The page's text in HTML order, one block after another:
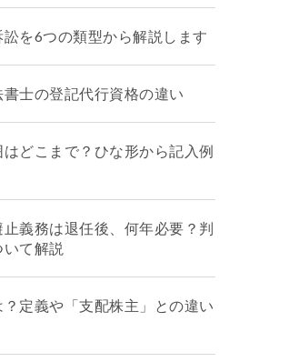
を6つの類型から解説します
士の登記代行資格の違い
どこまで？ひな形から記入例
義務は退任後、何年必要？判
て解説
定義や「支配株主」との違い